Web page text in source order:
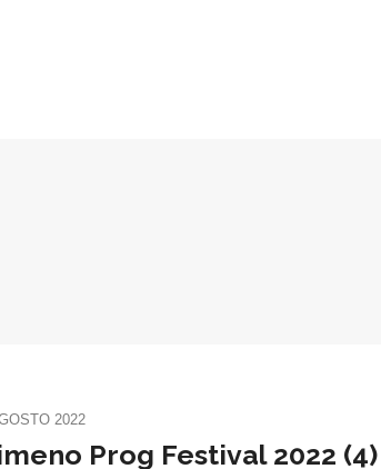
2022
Prog Festival 2022 (4)